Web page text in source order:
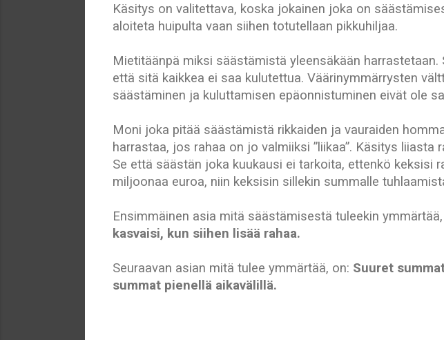
Käsitys on valitettava, koska jokainen joka on
aloiteta huipulta vaan siihen totutellaan pikkuhiljaa.
Mietitäänpä miksi säästämistä yleensäkään
että sitä kaikkea ei saa kulutettua. Väärinymmärrysten
säästäminen ja kuluttamisen epäonnistuminen eivät ole
Moni joka pitää säästämistä rikkaiden ja vauraiden
harrastaa, jos rahaa on jo valmiiksi ”liikaa”. Käsitys
Se että säästän joka kuukausi ei tarkoita, ettenkö keksisi
miljoonaa euroa, niin keksisin sillekin summalle
Ensimmäinen asia mitä säästämisestä tuleekin
kasvaisi, kun siihen lisää rahaa.
Seuraavan asian mitä tulee ymmärtää, on: Suuret
summat pienellä aikavälillä.